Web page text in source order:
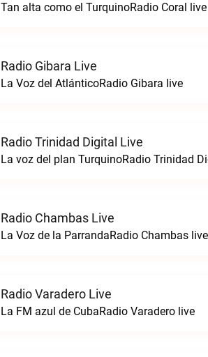
Tan alta como el TurquinoRadio Coral live
Radio Gibara Live
La Voz del AtlánticoRadio Gibara live
Radio Trinidad Digital Live
La voz del plan TurquinoRadio Trinidad
Radio Chambas Live
La Voz de la ParrandaRadio Chambas live
Radio Varadero Live
La FM azul de CubaRadio Varadero live